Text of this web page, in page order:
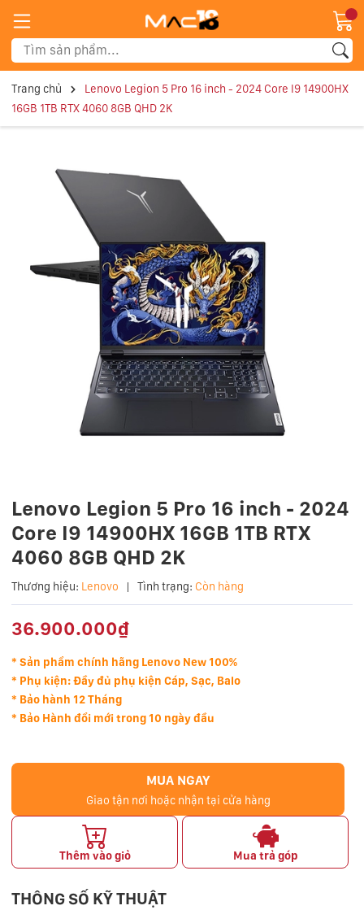
Trang chủ
Lenovo Legion 5 Pro 16 inch - 2024 Core I9 14900HX
16GB 1TB RTX 4060 8GB QHD 2K
Lenovo Legion 5 Pro 16 inch - 2024
Core I9 14900HX 16GB 1TB RTX
4060 8GB QHD 2K
Thương hiệu: Lenovo | Tình trạng: Còn hàng
36.900.000₫
* Sản phẩm chính hãng Lenovo New 100%
* Phụ kiện: Đầy đủ phụ kiện Cáp, Sạc, Balo
* Bảo hành 12 Tháng
* Bảo Hành đổi mới trong 10 ngày đầu
MUA NGAY
Giao tận nơi hoặc nhận tại cửa hàng
Thêm vào giỏ Mua trả góp
THÔNG SỐ KỸ THUẬT